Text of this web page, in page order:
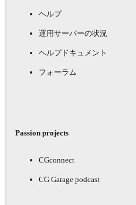
ヘルプ
運用サーバーの状況
ヘルプドキュメント
フォーラム
Passion projects
CGconnect
CG Garage podcast